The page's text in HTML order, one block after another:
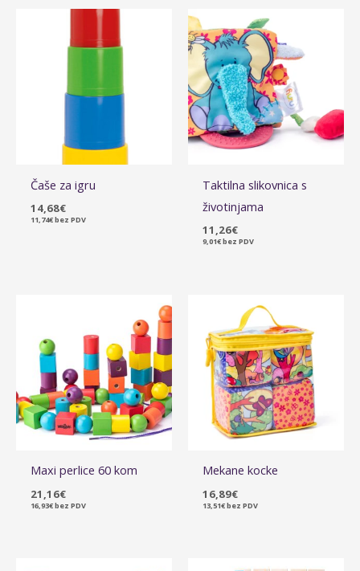
Čaše za igru
14,68€
11,74€bez PDV
Taktilna slikovnica s
životinjama
11,26€
9,01€bez PDV
Maxi perlice 60 kom
21,16€
16,93€bez PDV
Mekane kocke
16,89€
13,51€bez PDV